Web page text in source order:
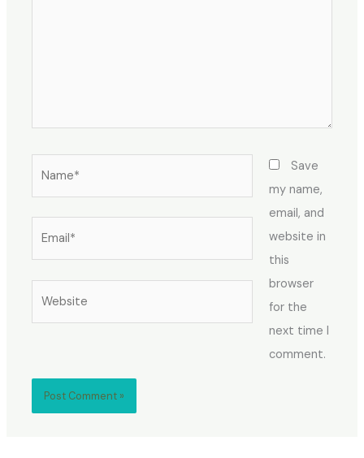
Save
my name,
email, and
website in
this
browser
for the
next time I
comment.